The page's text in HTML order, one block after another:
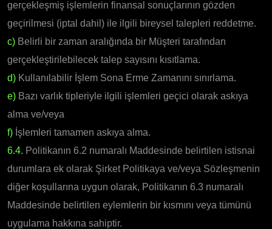
gerçekleşmiş işlemlerin finansal sonuçlarının gözden
geçirilmesi (iptal dahil) ile ilgili bireysel talepleri reddetme.
c) Belirli bir zaman aralığında bir Müşteri tarafından
gerçekleştirilebilecek talep sayısını kısıtlama.
d) Kullanılabilir İşlem Sona Erme Zamanını sınırlama.
e) Bazı varlık tipleriyle ilgili işlemleri geçici olarak askıya
alma ve/veya
f) İşlemleri tamamen askıya alma.
6.4. Politikanın 6.2 numaralı Maddesinde belirtilen istisnai
durumlara ek olarak Şirket Politikaya ve/veya Sözleşmenin
diğer koşullarına uygun olarak, Politikanın 6.3 numaralı
Maddesinde belirtilen eylemlerin bir kısmını veya tümünü
uygulama hakkına sahiptir.